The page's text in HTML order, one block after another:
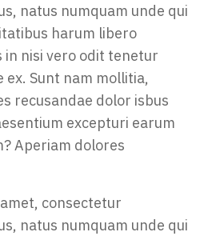
natus numquam unde qui
harum libero
nisi vero odit tenetur
ex. Sunt nam mollitia,
recusandae dolor isbus
excepturi earum
Aperiam dolores
consectetur
natus numquam unde qui